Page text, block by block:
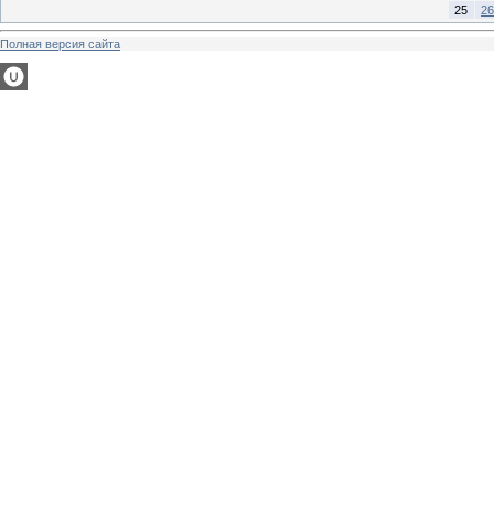
25
26
Полная версия сайта